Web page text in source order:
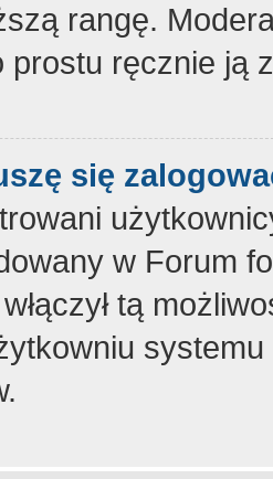
rangę.
prostu ręcznie ją
się
w Forum
tą